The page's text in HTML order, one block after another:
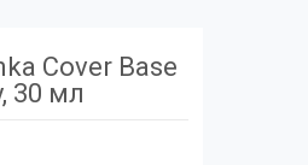
Cover Base
30 мл